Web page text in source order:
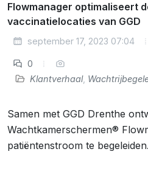
Flowmanager optimaliseert
vaccinatielocaties van GGD
september 17, 2023 07:04
0
Klantverhaal,
Samen met GGD Drenthe
Wachtkamerschermen®
patiëntenstroom te begeleiden.